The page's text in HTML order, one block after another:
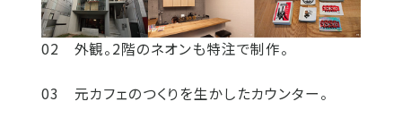
02 外観。2階のネオンも特注で制作。
03 元カフェのつくりを生かしたカウンター。